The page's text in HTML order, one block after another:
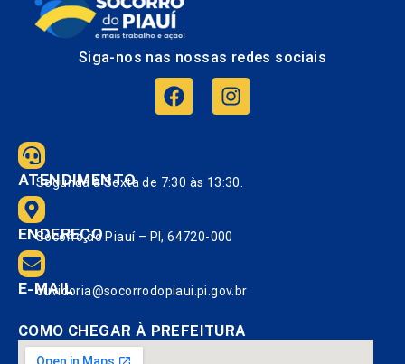
Siga-nos nas nossas redes sociais
ATENDIMENTO
Segunda à Sexta de 7:30 às 13:30.
ENDEREÇO
Socorro do Piauí – PI, 64720-000
E-MAIL
ouvidoria@socorrodopiaui.pi.gov.br
COMO CHEGAR À PREFEITURA